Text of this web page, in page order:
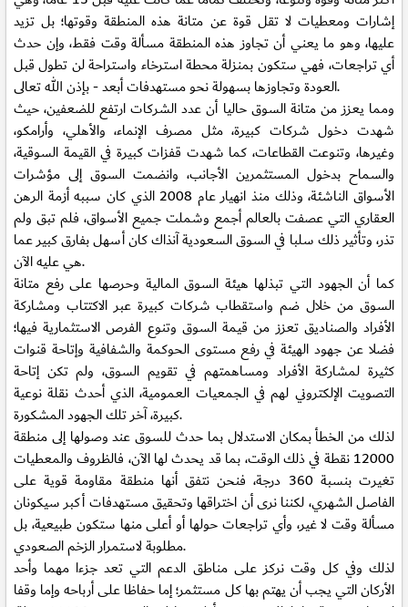
إشارات ومعطيات لا تقل قوة عن متانة هذه المنطقة وقوتها؛ بل تزيد
عليها، وهو ما يعني أن تجاوز هذه المنطقة مسألة وقت فقط، وإن حدث
أي تراجعات، فهي ستكون بمنزلة محطة استرخاء واستراحة لن تطول قبل
العودة وتجاوزها بسهولة نحو مستهدفات أبعد - بإذن الله تعالى.
ومما يعزز من متانة السوق حاليا أن عدد الشركات ارتفع للضعفين، حيث
شهدت دخول شركات كبيرة، مثل مصرف الإنماء، والأهلي، وأرامكو،
وغيرها، وتنوعت القطاعات، كما شهدت قفزات كبيرة في القيمة السوقية،
والسماح بدخول المستثمرين الأجانب، وانضمت السوق إلى مؤشرات
الأسواق الناشئة، وذلك منذ انهيار عام 2008 الذي كان سببه أزمة الرهن
العقاري التي عصفت بالعالم أجمع وشملت جميع الأسواق، فلم تبق ولم
تذر، وتأثير ذلك سلبا في السوق السعودية آنذاك كان أسهل بفارق كبير عما
هي عليه الآن.
كما أن الجهود التي تبذلها هيئة السوق المالية وحرصها على رفع متانة
السوق من خلال ضم واستقطاب شركات كبيرة عبر الاكتتاب ومشاركة
الأفراد والصناديق تعزز من قيمة السوق وتنوع الفرص الاستثمارية فيها؛
فضلا عن جهود الهيئة في رفع مستوى الحوكمة والشفافية وإتاحة قنوات
كثيرة لمشاركة الأفراد ومساهمتهم في تقويم السوق، ولم تكن إتاحة
التصويت الإلكتروني لهم في الجمعيات العمومية، الذي أحدث نقلة نوعية
كبيرة، آخر تلك الجهود المشكورة.
لذلك من الخطأ بمكان الاستدلال بما حدث للسوق عند وصولها إلى منطقة
12000 نقطة في ذلك الوقت، بما قد يحدث لها الآن، فالظروف والمعطيات
تغيرت بنسبة 360 درجة، فنحن نتفق أنها منطقة مقاومة قوية على
الفاصل الشهري، لكننا نرى أن اختراقها وتحقيق مستهدفات أكبر سيكونان
مسألة وقت لا غير، وأي تراجعات حولها أو أعلى منها ستكون طبيعية، بل
مطلوبة لاستمرار الزخم الصعودي.
لذلك وفي كل وقت نركز على مناطق الدعم التي تعد جزءا مهما وأحد
الأركان التي يجب أن يهتم بها كل مستثمر؛ إما حفاظا على أرباحه وإما وقفا